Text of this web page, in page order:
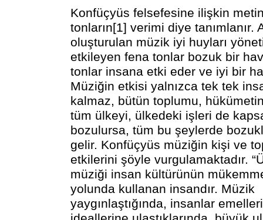
Konfüçyüs felsefesine ilişkin
tonların[1] verimi diye tanımlanır.
oluşturulan müzik iyi huyları
etkileyen fena tonlar bozuk bir
tonlar insana etki eder ve iyi bir
Müziğin etkisi yalnızca tek tek
kalmaz, bütün toplumu,
tüm ülkeyi, ülkedeki işleri de
bozulursa, tüm bu şeylerde
gelir. Konfüçyüs müziğin kişi ve
etkilerini şöyle vurgulamaktadır.
müziği insan kültürünün
yolunda kullanan insandır. Müzik
yaygınlaştığında, insanlar